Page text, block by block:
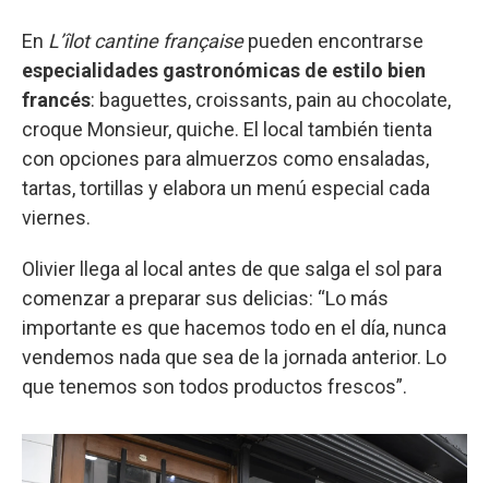
En L’îlot cantine françaisepueden encontrarse
especialidades gastronómicas de estilo bien
francés: baguettes, croissants, pain au chocolate,
croque Monsieur, quiche. El local también tienta
con opciones para almuerzos como ensaladas,
tartas, tortillas y elabora un menú especial cada
viernes.
Olivier llega al local antes de que salga el sol para
comenzar a preparar sus delicias: “Lo más
importante es que hacemos todo en el día, nunca
vendemos nada que sea de la jornada anterior. Lo
que tenemos son todos productos frescos”.